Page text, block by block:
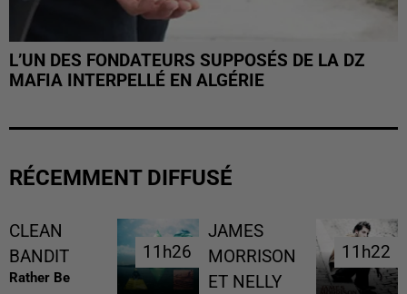
L’UN DES FONDATEURS SUPPOSÉS DE LA DZ
MAFIA INTERPELLÉ EN ALGÉRIE
RÉCEMMENT DIFFUSÉ
CLEAN
BANDIT
Rather Be
11h26
11h26
JAMES
MORRISON
ET NELLY
11h22
11h22